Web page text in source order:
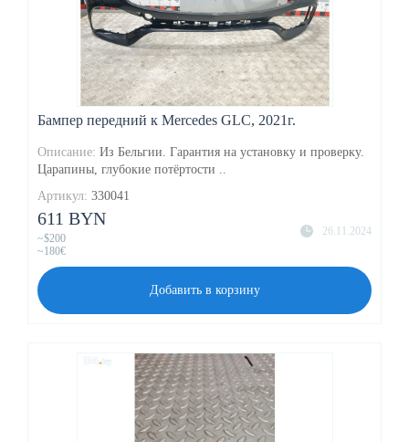
Бампер передний к Mercedes GLC, 2021г.
Описание: Из Бельгии. Гарантия на установку и проверку.
Царапины, глубокие потёртости ..
Артикул: 330041
26.11.2024
611 BYN
~$200
~180€
Добавить в корзину